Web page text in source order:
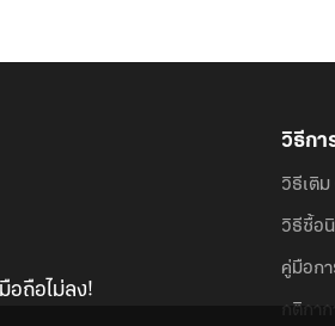
อถือไม่ลง!
วิธีกา
วิธีเติม
วิธีซื้อ
คู่มือกา
กติกา